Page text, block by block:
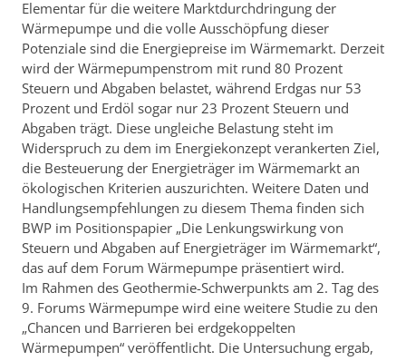
Elementar für die weitere Marktdurchdringung der
Wärmepumpe und die volle Ausschöpfung dieser
Potenziale sind die Energiepreise im Wärmemarkt. Derzeit
wird der Wärmepumpenstrom mit rund 80 Prozent
Steuern und Abgaben belastet, während Erdgas nur 53
Prozent und Erdöl sogar nur 23 Prozent Steuern und
Abgaben trägt. Diese ungleiche Belastung steht im
Widerspruch zu dem im Energiekonzept verankerten Ziel,
die Besteuerung der Energieträger im Wärmemarkt an
ökologischen Kriterien auszurichten. Weitere Daten und
Handlungsempfehlungen zu diesem Thema finden sich
BWP im Positionspapier „Die Lenkungswirkung von
Steuern und Abgaben auf Energieträger im Wärmemarkt“,
das auf dem Forum Wärmepumpe präsentiert wird.
Im Rahmen des Geothermie-Schwerpunkts am 2. Tag des
9. Forums Wärmepumpe wird eine weitere Studie zu den
„Chancen und Barrieren bei erdgekoppelten
Wärmepumpen“ veröffentlicht. Die Untersuchung ergab,